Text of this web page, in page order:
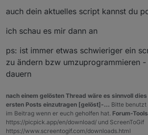
       case 2:
                  break;
case 3:
                  break;
case 4:
ich die nächsten Wochen wieder eine
auch dein aktuelles script kannst du
ich schau es mir dann an
ps: ist immer etwas schwieriger ein
zu ändern bzw umzuprogrammieren
dauern
nach einem gelösten Thread wäre es sinnvoll
ersten Posts einzutragen [gelöst]-... Bitte benutzt
im Beitrag wenn er euch geholfen hat. Forum-
https://picpick.app/en/download/ und ScreenToGif
https://www.screentogif.com/downloads.html